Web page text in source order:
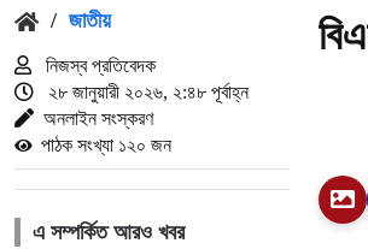
/ জাতীয়
নিজস্ব প্রতিবেদক
২৮ জানুয়ারী ২০২৬, ২:৪৮ পূর্বাহ্ন
অনলাইন সংস্করণ
পাঠক সংখ্যা ১২০ জন
এ সম্পর্কিত আরও খবর